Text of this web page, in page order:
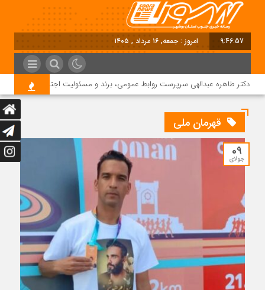
9:46:58 امروز : جمعه, ۱۶ مرداد , ۱۴۰۵
دکتر طاهره عبدالهی سرپرست روابط عمومی، برند و مسئولیت اجتماعی دماوند
قهرمان ملی
09
جولای